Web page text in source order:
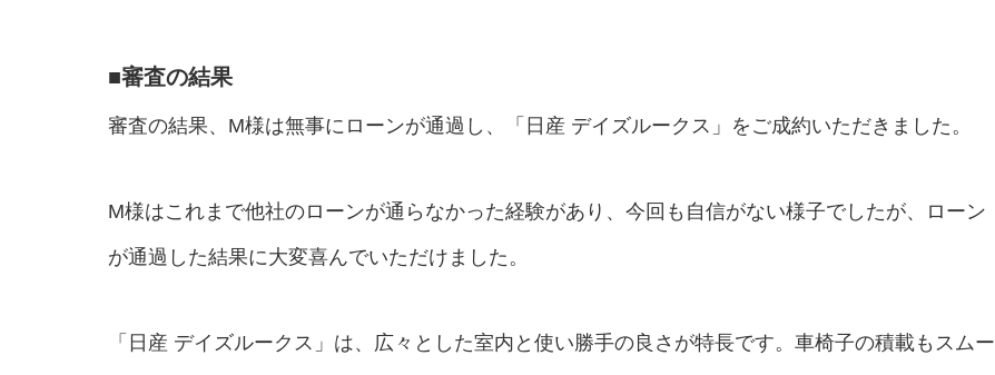
■審査の結果
審査の結果、M様は無事にローンが通過し、「日産 デイズルークス」をご成約いただきました。
M様はこれまで他社のローンが通らなかった経験があり、今回も自信がない様子でしたが、ローン
が通過した結果に大変喜んでいただけました。
「日産 デイズルークス」は、広々とした室内と使い勝手の良さが特長です。車椅子の積載もスムー